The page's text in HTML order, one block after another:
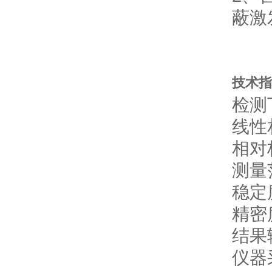
蔽激
技术
检测
线性
相对
测量
稳定
精密
结果
仪器